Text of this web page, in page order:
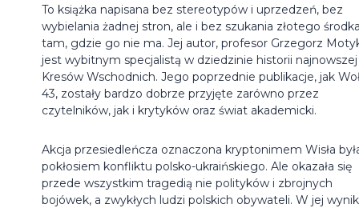
To książka napisana bez stereotypów i uprzedzeń, bez
wybielania żadnej stron, ale i bez szukania złotego
tam, gdzie go nie ma. Jej autor, profesor Grzegorz
jest wybitnym specjalistą w dziedzinie historii najnowszej
Kresów Wschodnich. Jego poprzednie publikacje, jak
43, zostały bardzo dobrze przyjęte zarówno przez
czytelników, jak i krytyków oraz świat akademicki.
Akcja przesiedleńcza oznaczona kryptonimem Wisła
pokłosiem konfliktu polsko-ukraińskiego. Ale okazała się
przede wszystkim tragedią nie polityków i zbrojnych
bojówek, a zwykłych ludzi polskich obywateli. W jej